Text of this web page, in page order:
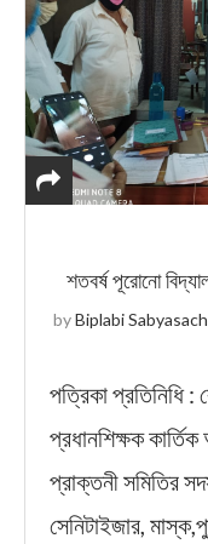
শতবর্ষ পূরোনো
byBiplabi
পত্রিকা প্রতিনিধি :
প্রধানশিক্ষক
প্রাক্তনী সমিতির
সেনিটাইজার,